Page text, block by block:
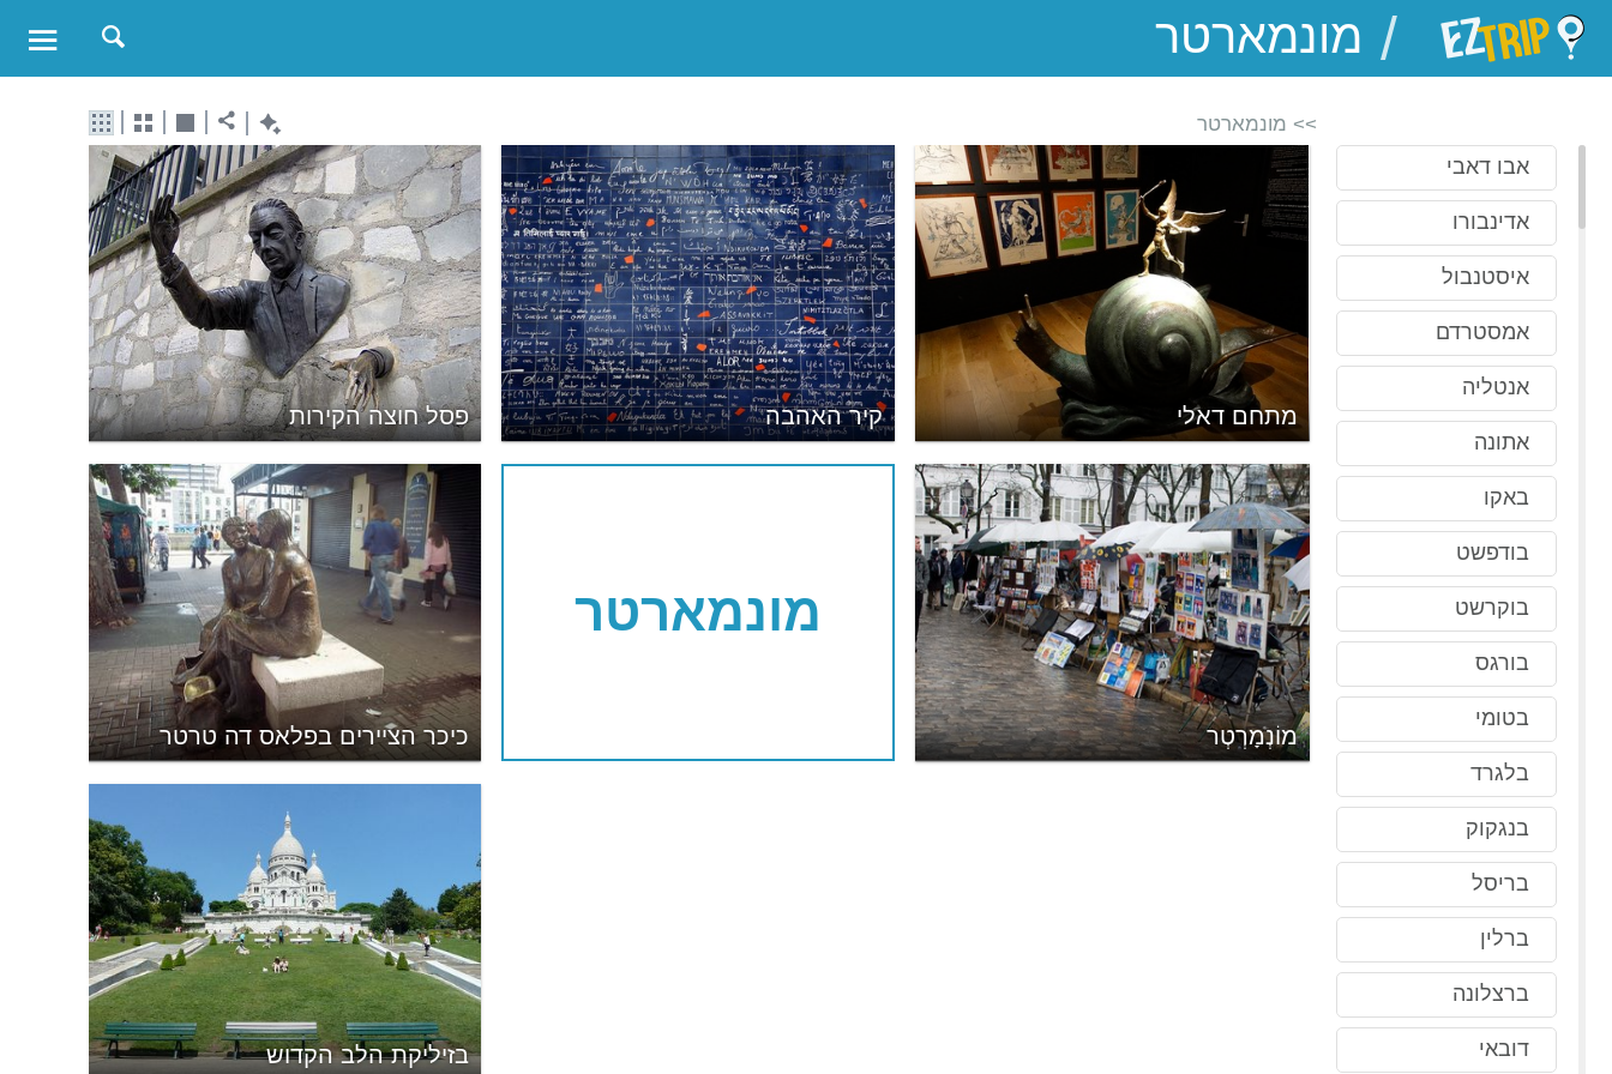
EZTrip
/
אבו דאבי
אדינבורו
איסטנבול
אמסטרדם
אנטליה
אתונה
באקו
בודפשט
בוקרשט
בורגס
בטומי
בלגרד
בנגקוק
בריסל
ברלין
ברצלונה
דובאי
>> מונמארטר
פסל חוצה הקירות קיר האהבה מתחם דאלי
כיכר הציירים בפלאס דה טרטר
מונמארטר
מוֹנְמָרְטְר
בזיליקת הלב הקדוש